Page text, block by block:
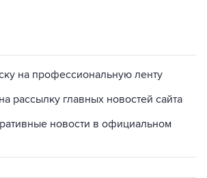
на профессиональную ленту
рассылку главных новостей сайта
новости в официальном